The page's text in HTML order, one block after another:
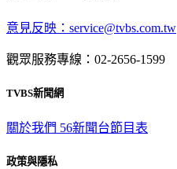
意見反映：service@tvbs.com.tw
觀眾服務專線：02-2656-1599
TVBS新聞網
關於我們 56新聞台節目表
政策與隱私